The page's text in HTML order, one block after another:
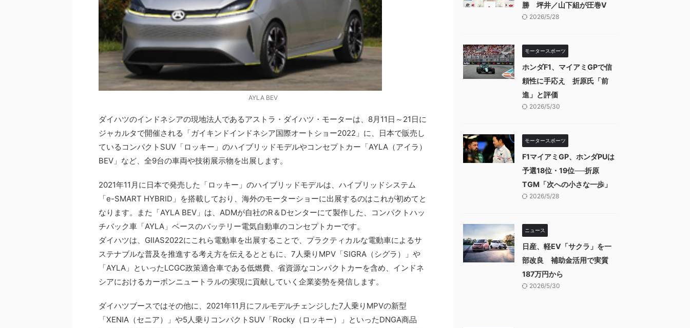
AYLA BEV
ダイハツのインドネシアの現地法人であるアストラ・ダイハツ・モーターは、8月11日～21日に
ジャカルタで開催される「ガイキンドインドネシア国際オートショー2022」に、日本で販売し
ているコンパクトSUV「ロッキー」のハイブリッドモデルやコンセプトカー「AYLA（アイラ）
BEV」など、全9台の車両や技術展示物を出展します。
2021年11月に日本で発売した「ロッキー」のハイブリッドモデルは、ハイブリッドシステム
「e-SMART HYBRID」を搭載しており、海外のモーターショーに出展するのはこれが初めてと
なります。また「AYLA BEV」は、ADMが自社のR＆Dセンターにて製作した、コンパクトハッ
チバック車「AYLA」ベースのバッテリー電気自動車のコンセプトカーです。
ダイハツは、GIIAS2022にこれら電動車を出展することで、プラクティカルな電動車によるサ
ステナブルな普及を推進する考え方を伝えるとともに、7人乗りMPV「SIGRA（シグラ）」や
「AYLA」といったLCGC政策適合車である低燃費、省資源なコンパクトカーを含め、インドネ
シアにおけるカーボンニュートラルの実現に貢献していく企業姿勢を発信します。
ダイハツブースではその他に、2021年11月にフルモデルチェンジした7人乗りMPVの新型
「XENIA（セニア）」や5人乗りコンパクトSUV「Rocky（ロッキー）」といったDNGA商品
勝 坪井／山下組が圧巻V
2026/5/28
モータースポーツ
ホンダF1、マイアミGPで信
頼性に手応え 折原氏「前
進」と評価
2026/5/30
モータースポーツ
F1マイアミGP、ホンダPUは
予選18位・19位──折原
TGM「次への小さな一歩」
2026/5/28
ニュース
日産、軽EV「サクラ」を一
部改良 補助金活用で実質
187万円から
2026/5/30